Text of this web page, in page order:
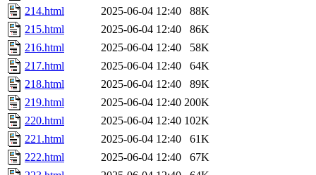
214.html
2025-06-04 12:40
88K
215.html
2025-06-04 12:40
86K
216.html
2025-06-04 12:40
58K
217.html
2025-06-04 12:40
64K
218.html
2025-06-04 12:40
89K
219.html
2025-06-04 12:40 200K
220.html
2025-06-04 12:40 102K
221.html
2025-06-04 12:40
61K
222.html
2025-06-04 12:40
67K